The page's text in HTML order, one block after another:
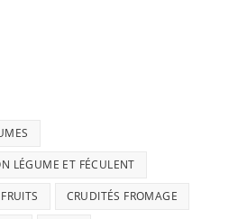
LÉGUME ET FÉCULENT
CRUDITÉS FROMAGE